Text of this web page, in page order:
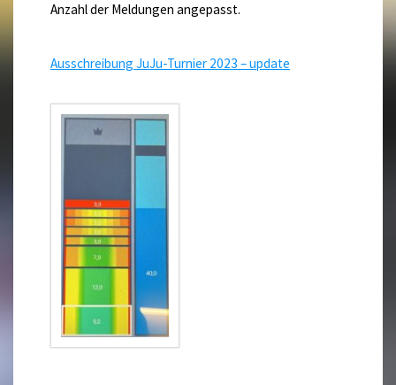
Anzahl der Meldungen angepasst.
Ausschreibung JuJu-Turnier 2023 – update